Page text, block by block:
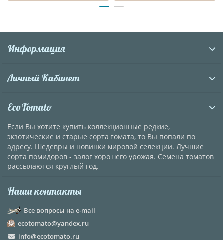
Информация
Личный Кабинет
EcoTomato
Если Вы хотите купить коллекционные редкие,
экзотические и старые сорта томата, то Вы попали по
адресу. Шедевры и новинки мировой селекции. Лучшие
сорта помидоров - залог хорошего урожая. Семена томатов
рассылаются круглый год.
Наши контакты
Все вопросы на e-mail
ecotomato@yandex.ru
info@ecotomato.ru